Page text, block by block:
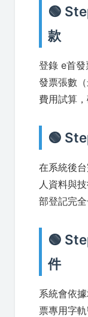
🟢
款
登錄 e首
發票張數
費用試算
🟢
在系統後
人資料與
部登記完全
🟢
件
系統會依
票專用字